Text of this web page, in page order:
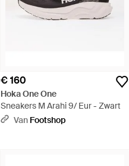
€ 160
Hoka One One
Sneakers M Arahi 9/ Eur - Zwart
Van Footshop